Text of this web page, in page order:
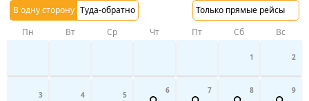
В одну сторону Туда-обратно Только прямые рейсы
Пн Вт Ср Чт Пт Сб Вс
1 2
3 4 5 6 7 8 9